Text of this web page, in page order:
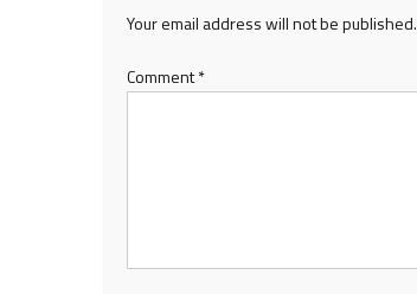
Your email address will not be published.
Comment*